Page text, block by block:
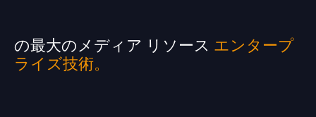
の最大のメディア リソース エンタープ
ライズ技術。